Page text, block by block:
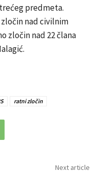
predmeta.
nad civilnim
zločin nad 22 člana
ratni zločin
Next article